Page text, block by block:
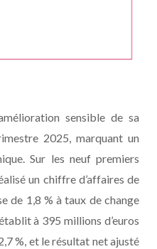
sensible de sa
2025, marquant un
Sur les neuf premiers
un chiffre d’affaires de
de 1,8 % à taux de change
à 395 millions d’euros
%, et le résultat net ajusté